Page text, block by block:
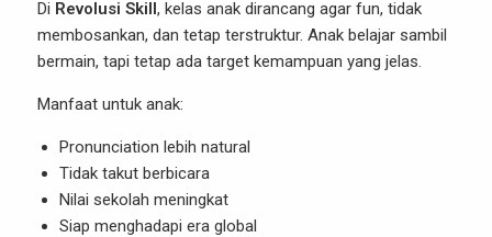
Di Revolusi Skill, kelas anak dirancang agar fun, tidak
membosankan, dan tetap terstruktur. Anak belajar sambil
bermain, tapi tetap ada target kemampuan yang jelas.
Manfaat untuk anak:
Pronunciation lebih natural
Tidak takut berbicara
Nilai sekolah meningkat
Siap menghadapi era global